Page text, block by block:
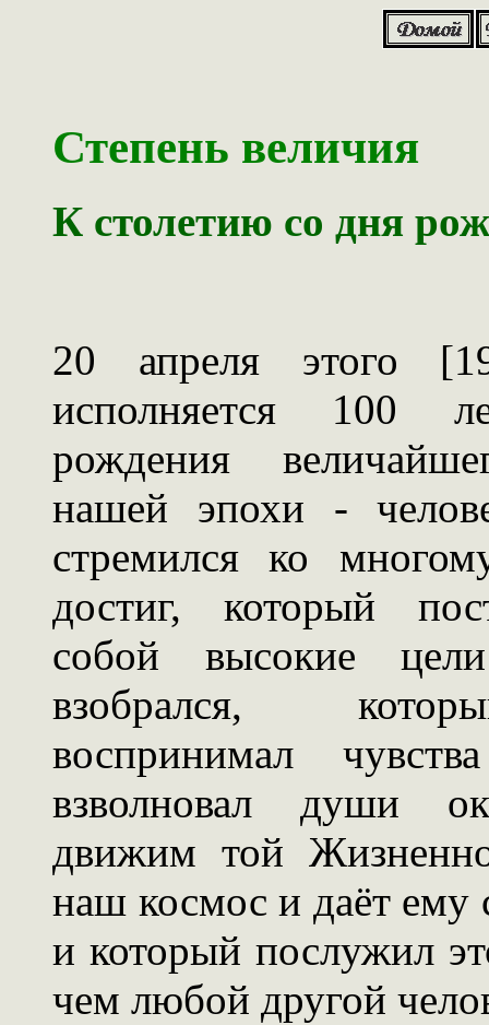
Степень величия
К столетию со дня
20 апреля этого
исполняется 100
рождения
нашей эпохи -
стремился ко
достиг, который
собой высокие
взобрался,
воспринимал
взволновал души
движим той
наш космос и даёт ему
и который послужил
чем любой другой